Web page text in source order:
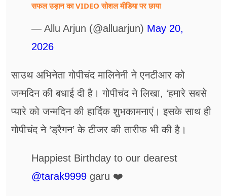
सफल उड़ान का VIDEO सोशल मीडिया पर छाया
— Allu Arjun (@alluarjun) May 20,
2026
साउथ अभिनेता गोपीचंद मालिनेनी ने एनटीआर को
जन्मदिन की बधाई दी है। गोपीचंद ने लिखा, ‘हमारे सबसे
प्यारे को जन्मदिन की हार्दिक शुभकामनाएं। इसके साथ ही
गोपीचंद ने ‘ड्रैगन’ के टीजर की तारीफ भी की है।
Happiest Birthday to our dearest
@tarak9999 garu ❤️